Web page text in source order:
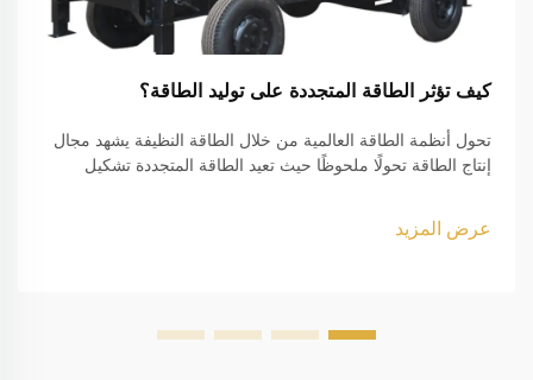
كيف تؤثر الطاقة المتجددة على توليد الطاقة؟
تحول أنظمة الطاقة العالمية من خلال الطاقة النظيفة يشهد مجال
إنتاج الطاقة تحولًا ملحوظًا حيث تعيد الطاقة المتجددة تشكيل
التطورات...
عرض المزيد